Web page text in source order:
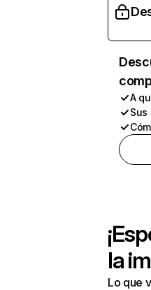
A
la
Lo que